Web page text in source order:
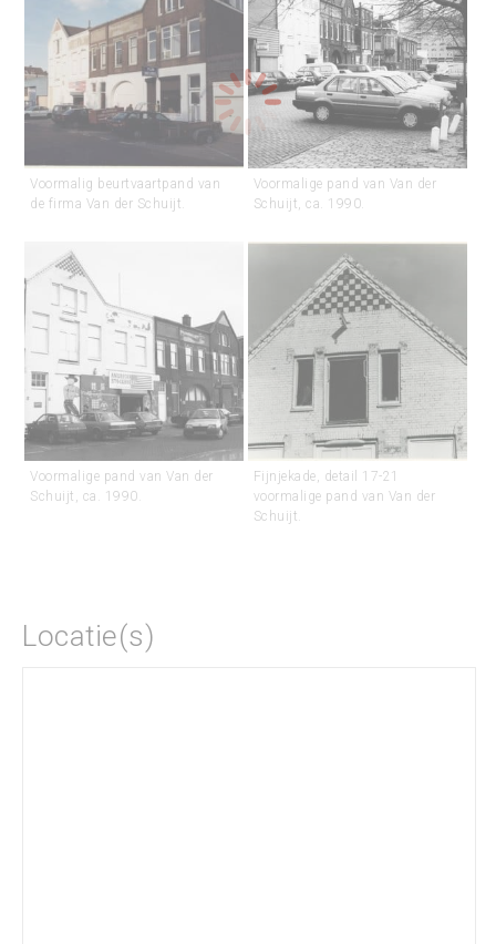
Voormalig beurtvaartpand van
de firma Van der Schuijt.
Voormalige pand van Van der
Schuijt, ca. 1990.
Voormalige pand van Van der
Schuijt, ca. 1990.
Fijnjekade, detail 17-21
voormalige pand van Van der
Schuijt.
Locatie(s)